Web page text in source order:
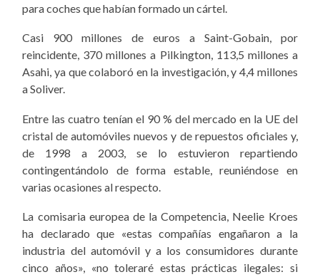
para coches que habían formado un cártel.
Casi 900 millones de euros a Saint-Gobain, por
reincidente, 370 millones a Pilkington, 113,5 millones a
Asahi, ya que colaboró en la investigación, y 4,4 millones
a Soliver.
Entre las cuatro tenían el 90 % del mercado en la UE del
cristal de automóviles nuevos y de repuestos oficiales y,
de 1998 a 2003, se lo estuvieron repartiendo
contingentándolo de forma estable, reuniéndose en
varias ocasiones al respecto.
La comisaria europea de la Competencia, Neelie Kroes
ha declarado que «estas compañías engañaron a la
industria del automóvil y a los consumidores durante
cinco años», «no toleraré estas prácticas ilegales: si